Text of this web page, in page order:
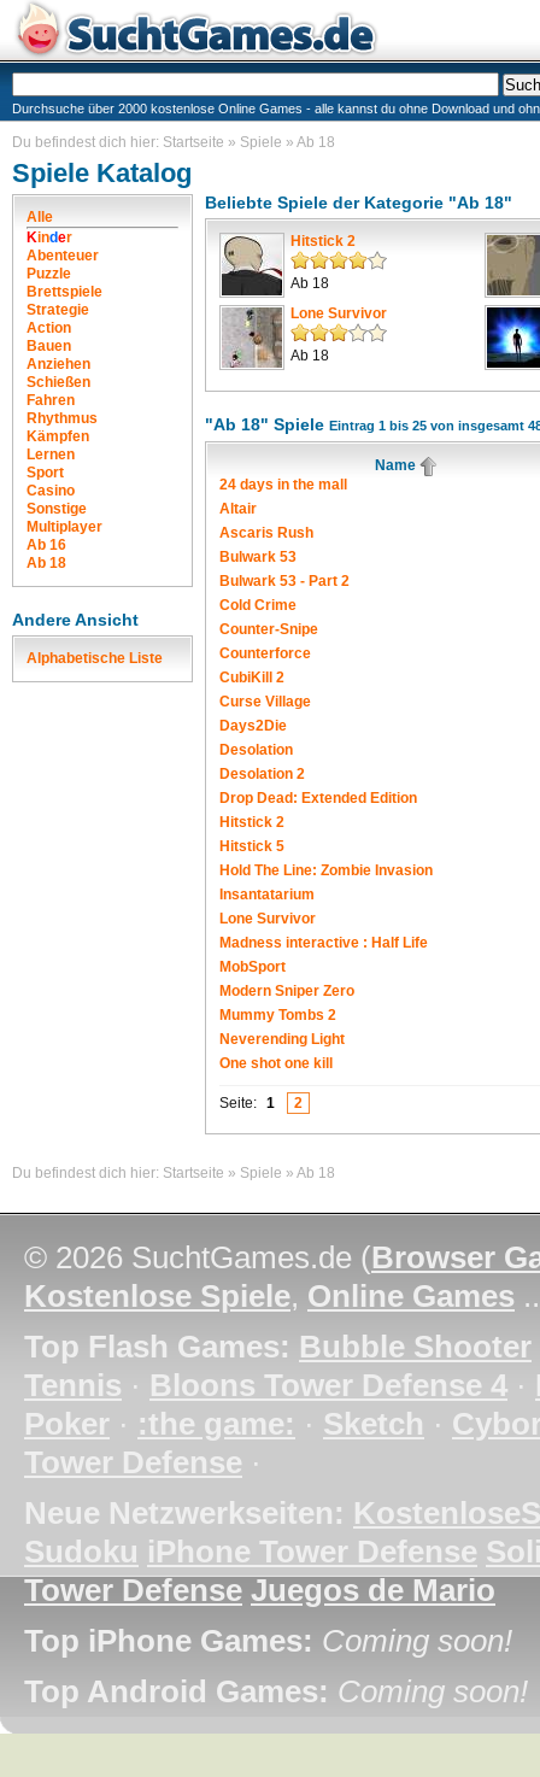
Durchsuche über 2000 kostenlose Online Games - alle kannst du ohne Download und
Du befindest dich hier: Startseite » Spiele » Ab 18
Spiele Katalog
Alle
Kinder
Abenteuer
Puzzle
Brettspiele
Strategie
Action
Bauen
Anziehen
Schießen
Fahren
Rhythmus
Kämpfen
Lernen
Sport
Casino
Sonstige
Multiplayer
Ab 16
Ab 18
Andere Ansicht
Alphabetische Liste
Beliebte Spiele der Kategorie "Ab 18"
Hitstick 2
Ab 18
Lone Survivor
Ab 18
"Ab 18" Spiele Eintrag 1 bis 25 von insgesamt
Name
24 days in the mall
Altair
Ascaris Rush
Bulwark 53
Bulwark 53 - Part 2
Cold Crime
Counter-Snipe
Counterforce
CubiKill 2
Curse Village
Days2Die
Desolation
Desolation 2
Drop Dead: Extended Edition
Hitstick 2
Hitstick 5
Hold The Line: Zombie Invasion
Insantatarium
Lone Survivor
Madness interactive : Half Life
MobSport
Modern Sniper Zero
Mummy Tombs 2
Neverending Light
One shot one kill
Seite: 1 2
Du befindest dich hier: Startseite » Spiele » Ab 18
© 2026 SuchtGames.de (Browser
Kostenlose Spiele, Online Games
Top Flash Games: Bubble Shooter
Tennis · Bloons Tower Defense 4 ·
Poker · :the game: · Sketch ·
Tower Defense ·
Neue Netzwerkseiten:
Sudoku iPhone Tower Defense
Tower Defense Juegos de Mario
Top iPhone Games: Coming soon!
Top Android Games: Coming soon!